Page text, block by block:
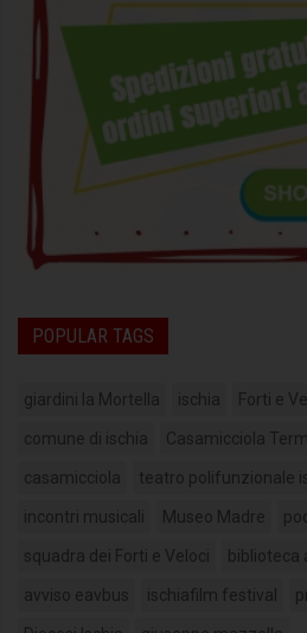
POPULAR TAGS
giardini la Mortella ischia Forti e
comune di ischia Casamicciola
casamicciola teatro polifunzionale
incontri musicali Museo Madre
squadra dei Forti e Veloci biblioteca
avviso eavbus ischiafilm festival